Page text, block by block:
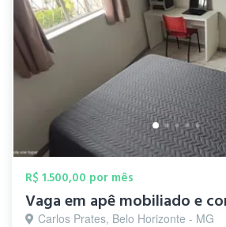
R$ 1.500,00 por mês
Carlos Prates, Belo Horizonte - MG